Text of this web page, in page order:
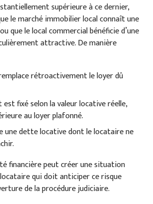
supérieure à ce dernier,
le marché immobilier local connaît une
que le local commercial bénéficie d’une
attractive. De manière
rétroactivement le loyer dû
fixé selon la valeur locative réelle,
au loyer plafonné.
une dette locative dont le locataire ne
financière peut créer une situation
qui doit anticiper ce risque
de la procédure judiciaire.